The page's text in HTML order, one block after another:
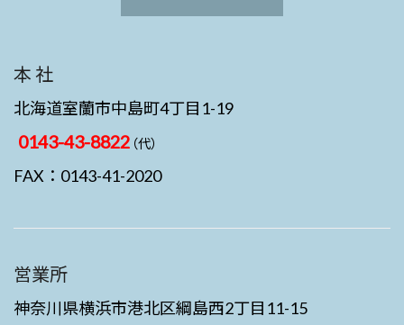
本 社
北海道室蘭市中島町4丁目1-19
0143-43-8822（代）
FAX：0143-41-2020
営業所
神奈川県横浜市港北区綱島西2丁目11-15